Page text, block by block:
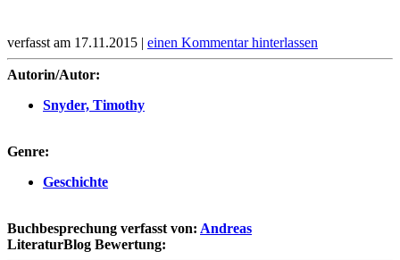
verfasst am 17.11.2015 | einen Kommentar hinterlassen
Autorin/Autor:
Snyder, Timothy
Genre:
Geschichte
Buchbesprechung verfasst von: Andreas
LiteraturBlog Bewertung: